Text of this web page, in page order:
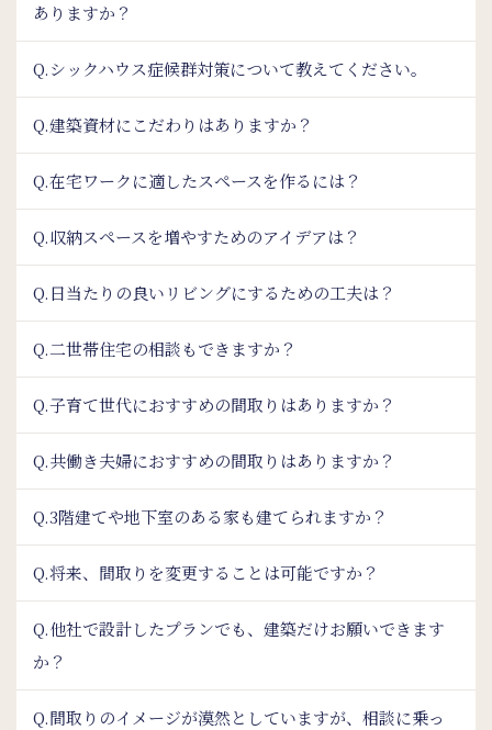
ありますか？
Q.シックハウス症候群対策について教えてください。
Q.建築資材にこだわりはありますか？
Q.在宅ワークに適したスペースを作るには？
Q.収納スペースを増やすためのアイデアは？
Q.日当たりの良いリビングにするための工夫は？
Q.二世帯住宅の相談もできますか？
Q.子育て世代におすすめの間取りはありますか？
Q.共働き夫婦におすすめの間取りはありますか？
Q.3階建てや地下室のある家も建てられますか？
Q.将来、間取りを変更することは可能ですか？
Q.他社で設計したプランでも、建築だけお願いできます
か？
Q.間取りのイメージが漠然としていますが、相談に乗っ